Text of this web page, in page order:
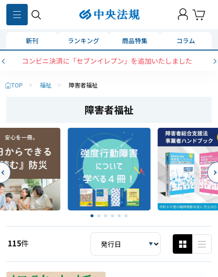
新刊 ランキング 商品特集 コラム
コンビニ決済に「セブンイレブン」を追加いたしました
TOP > 福祉 > 障害者福祉
障害者福祉
115件